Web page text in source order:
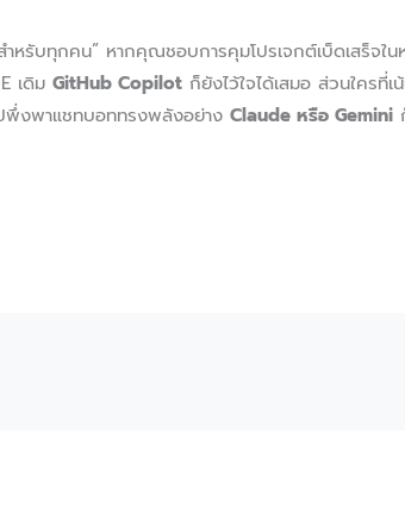
รับทุกคน” หากคุณชอบการคุมโปรเจกต์เบ็ดเสร็จใน
เดิมGitHub Copilot ก็ยังไว้ใจได้เสมอ ส่วนใครที่
พึ่งพาแชทบอททรงพลังอย่างClaude หรือ Gemini